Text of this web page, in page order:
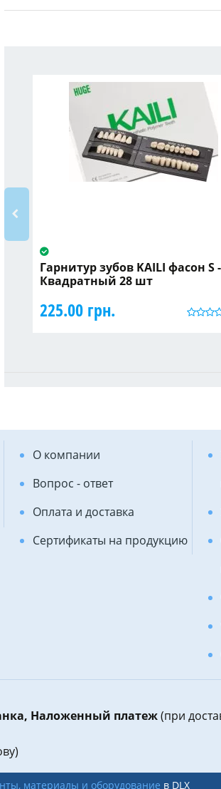
Гарнитур зубов KAILI фасон S -
Квадратный 28 шт
225.00 грн.
О компании
Вопрос - ответ
Оплата и доставка
Сертификаты на продукцию
Наложенный платеж(при
материалы и оборудование в DLX